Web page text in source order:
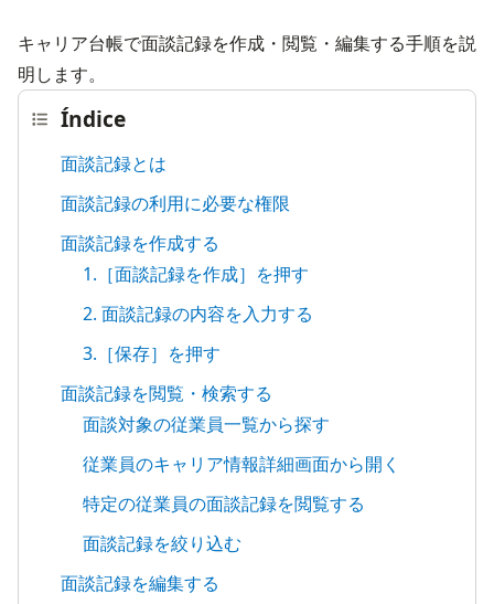
キャリア台帳で面談記録を作成・閲覧・編集する手順を説
明します。
Índice
面談記録とは
面談記録の利用に必要な権限
面談記録を作成する
1.［面談記録を作成］を押す
2. 面談記録の内容を入力する
3.［保存］を押す
面談記録を閲覧・検索する
面談対象の従業員一覧から探す
従業員のキャリア情報詳細画面から開く
特定の従業員の面談記録を閲覧する
面談記録を絞り込む
面談記録を編集する